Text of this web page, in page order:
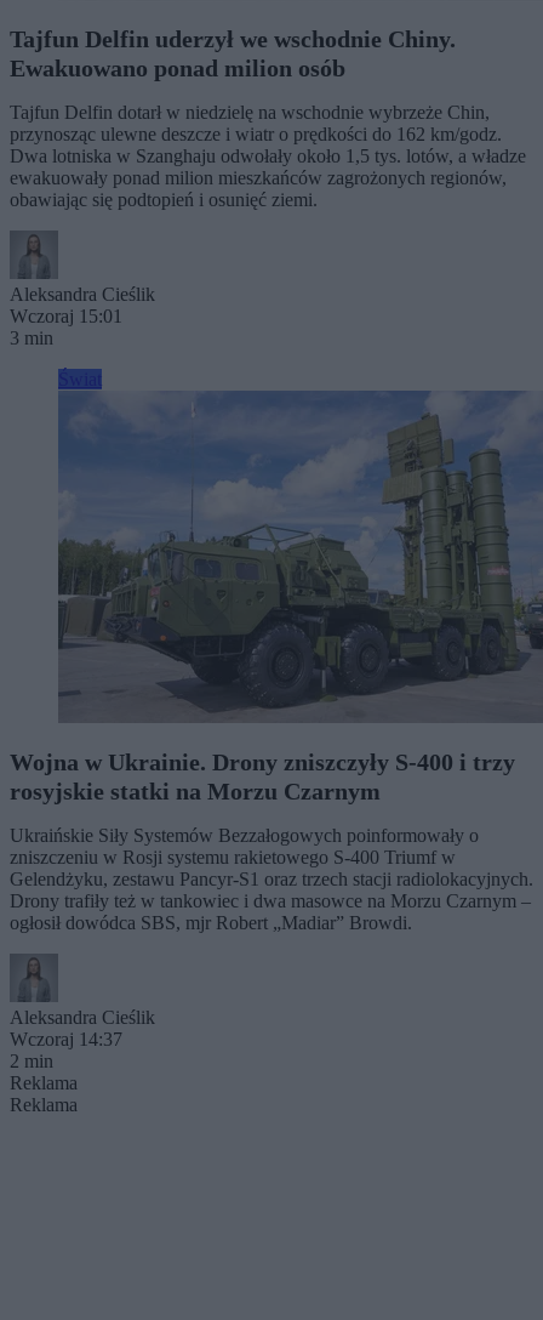
Tajfun Delfin uderzył we wschodnie Chiny.
Ewakuowano ponad milion osób
Tajfun Delfin dotarł w niedzielę na wschodnie wybrzeże Chin,
przynosząc ulewne deszcze i wiatr o prędkości do 162 km/godz.
Dwa lotniska w Szanghaju odwołały około 1,5 tys. lotów, a władze
ewakuowały ponad milion mieszkańców zagrożonych regionów,
obawiając się podtopień i osunięć ziemi.
Aleksandra Cieślik
Wczoraj 15:01
3 min
Wojna w Ukrainie. Drony zniszczyły S-400 i trzy
rosyjskie statki na Morzu Czarnym
Ukraińskie Siły Systemów Bezzałogowych poinformowały o
zniszczeniu w Rosji systemu rakietowego S-400 Triumf w
Gelendżyku, zestawu Pancyr-S1 oraz trzech stacji radiolokacyjnych.
Drony trafiły też w tankowiec i dwa masowce na Morzu Czarnym –
ogłosił dowódca SBS, mjr Robert „Madiar” Browdi.
Aleksandra Cieślik
Wczoraj 14:37
2 min
Reklama
Reklama